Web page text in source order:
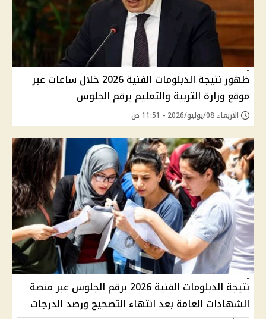
ظهور نتيجة الدبلومات الفنية 2026 خلال ساعات عبر
موقع وزارة التربية والتعليم برقم الجلوس
الأربعاء 08/يوليو/2026 - 11:51 ص
نتيجة الدبلومات الفنية 2026 برقم الجلوس عبر منصة
الشهادات العامة بعد انتهاء التصحيح ورصد الدرجات